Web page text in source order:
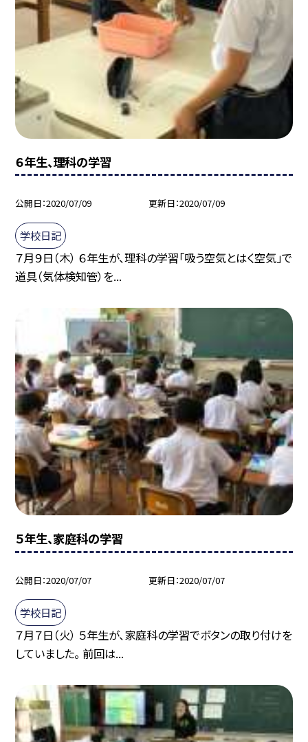
６年生、理科の学習
公開日 2020/07/09 更新日 2020/07/09
学校日記
７月９日（木） ６年生が、理科の学習「吸う空気とはく空気」で
道具（気体検知管）を...
５年生、家庭科の学習
公開日 2020/07/07 更新日 2020/07/07
学校日記
７月７日（火） ５年生が、家庭科の学習でボタンの取り付けを
していました。 前回は...